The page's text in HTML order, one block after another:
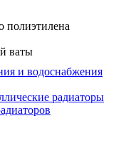
полиэтилена
ваты
и водоснабжения
радиаторы